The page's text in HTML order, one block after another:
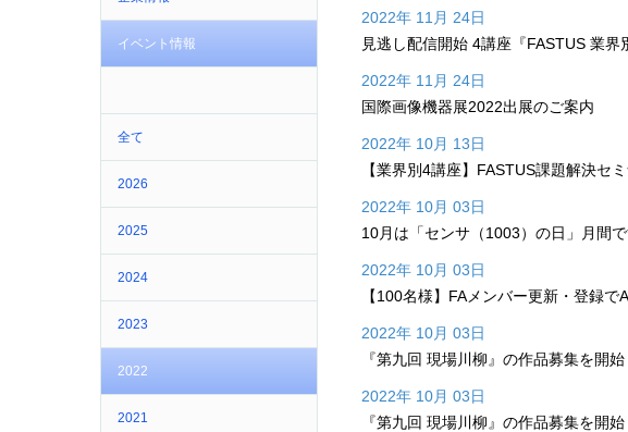
イベント情報
全て
2026
2025
2024
2023
2022
2021
2022年 11月 24日
見逃し配信開始 4講座『FASTUS 業界
2022年 11月 24日
国際画像機器展2022出展のご案内
2022年 10月 13日
【業界別4講座】FASTUS課題解決セ
2022年 10月 03日
10月は「センサ（1003）の日」月間で
2022年 10月 03日
【100名様】FAメンバー更新・登録
2022年 10月 03日
『第九回 現場川柳』の作品募集を開
2022年 10月 03日
『第九回 現場川柳』の作品募集を開始